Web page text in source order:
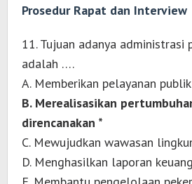
Prosedur Rapat dan Interview
11. Tujuan adanya administrasi
adalah ….
A. Memberikan pelayanan publik
B. Merealisasikan
direncanakan *
C. Mewujudkan wawasan
D. Menghasilkan laporan